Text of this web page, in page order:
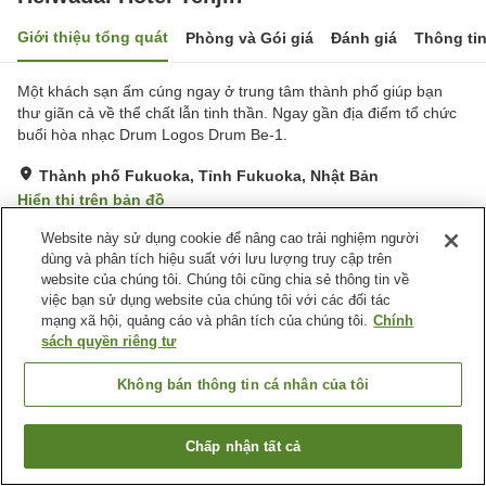
Giới thiệu tổng quát Phòng và Gói giá Đánh giá Thông
Một khách sạn ấm cúng ngay ở trung tâm thành phố giúp bạn
thư giãn cả về thể chất lẫn tinh thần. Ngay gần địa điểm tổ chức
buổi hòa nhạc Drum Logos Drum Be-1.
Thành phố Fukuoka, Tỉnh Fukuoka, Nhật Bản
Hiển thị trên bản đồ
Tốt Đánh giá:120lượt
Tiện nghi chỗ nghỉ
Wi-Fi
Nhà hàng
Máy bán hàng tự động
Trang chủ Nhật Bản Tỉnh Fukuoka
Thành phố Fukuoka
Heiwadai Hotel Tenjin
Tìm phòng trống
Website này sử dụng cookie để nâng cao trải nghiệm người
dùng và phân tích hiệu suất với lưu lượng truy cập trên
website của chúng tôi. Chúng tôi cũng chia sẻ thông tin về
việc bạn sử dụng website của chúng tôi với các đối tác
mạng xã hội, quảng cáo và phân tích của chúng tôi. Chính
sách quyền riêng tư
Không bán thông tin cá nhân của tôi
Chấp nhận tất cả